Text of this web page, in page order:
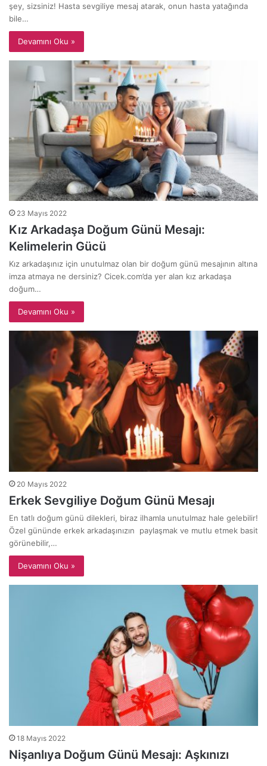
şey, sizsiniz! Hasta sevgiliye mesaj atarak, onun hasta yatağında
bile…
Devamını Oku »
23 Mayıs 2022
Kız Arkadaşa Doğum Günü Mesajı:
Kelimelerin Gücü
Kız arkadaşınız için unutulmaz olan bir doğum günü mesajının altına
imza atmaya ne dersiniz? Cicek.com’da yer alan kız arkadaşa
doğum…
Devamını Oku »
20 Mayıs 2022
Erkek Sevgiliye Doğum Günü Mesajı
En tatlı doğum günü dilekleri, biraz ilhamla unutulmaz hale gelebilir!
Özel gününde erkek arkadaşınızın paylaşmak ve mutlu etmek basit
görünebilir,…
Devamını Oku »
18 Mayıs 2022
Nişanlıya Doğum Günü Mesajı: Aşkınızı